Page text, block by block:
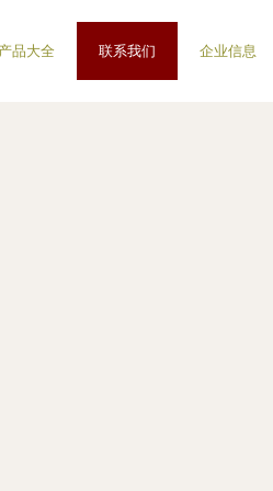
产品大全 联系我们 企业信息